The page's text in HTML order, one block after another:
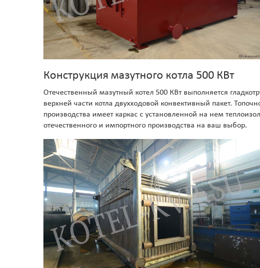
Конструкция мазутного котла 500 КВт
Отечественный мазутный котел 500 КВт выполняется
верхней части котла двухходовой конвективный пакет.
производства имеет каркас с установленной на нем
отечественного и импортного производства на ваш выбор.